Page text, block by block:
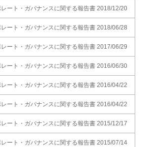
レート・ガバナンスに関する報告書 2018/12/20
レート・ガバナンスに関する報告書 2018/06/28
レート・ガバナンスに関する報告書 2017/06/29
レート・ガバナンスに関する報告書 2016/06/30
レート・ガバナンスに関する報告書 2016/04/22
レート・ガバナンスに関する報告書 2016/04/22
レート・ガバナンスに関する報告書 2015/12/17
レート・ガバナンスに関する報告書 2015/07/14